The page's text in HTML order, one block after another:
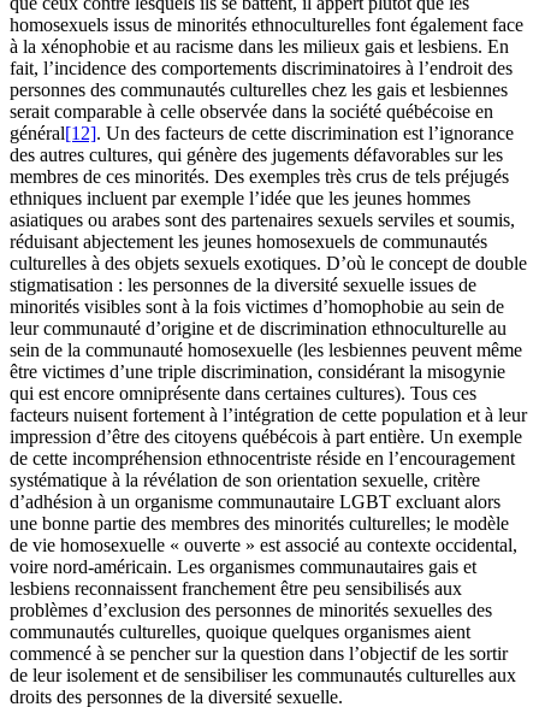
homosexuels issus de minorités ethnoculturelles font également face
à la xénophobie et au racisme dans les milieux gais et lesbiens. En
fait, l’incidence des comportements discriminatoires à l’endroit des
personnes des communautés culturelles chez les gais et lesbiennes
serait comparable à celle observée dans la société québécoise en
général[12]. Un des facteurs de cette discrimination est l’ignorance
des autres cultures, qui génère des jugements défavorables sur les
membres de ces minorités. Des exemples très crus de tels préjugés
ethniques incluent par exemple l’idée que les jeunes hommes
asiatiques ou arabes sont des partenaires sexuels serviles et soumis,
réduisant abjectement les jeunes homosexuels de communautés
culturelles à des objets sexuels exotiques. D’où le concept de double
stigmatisation : les personnes de la diversité sexuelle issues de
minorités visibles sont à la fois victimes d’homophobie au sein de
leur communauté d’origine et de discrimination ethnoculturelle au
sein de la communauté homosexuelle (les lesbiennes peuvent même
être victimes d’une triple discrimination, considérant la misogynie
qui est encore omniprésente dans certaines cultures). Tous ces
facteurs nuisent fortement à l’intégration de cette population et à leur
impression d’être des citoyens québécois à part entière. Un exemple
de cette incompréhension ethnocentriste réside en l’encouragement
systématique à la révélation de son orientation sexuelle, critère
d’adhésion à un organisme communautaire LGBT excluant alors
une bonne partie des membres des minorités culturelles; le modèle
de vie homosexuelle « ouverte » est associé au contexte occidental,
voire nord-américain. Les organismes communautaires gais et
lesbiens reconnaissent franchement être peu sensibilisés aux
problèmes d’exclusion des personnes de minorités sexuelles des
communautés culturelles, quoique quelques organismes aient
commencé à se pencher sur la question dans l’objectif de les sortir
de leur isolement et de sensibiliser les communautés culturelles aux
droits des personnes de la diversité sexuelle.